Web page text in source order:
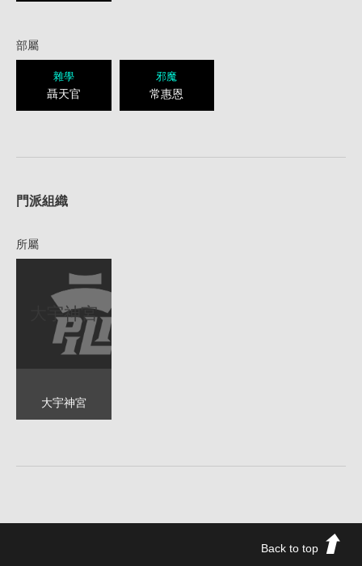
部屬
雜學
聶天官
邪魔
常惠恩
門派組織
所屬
大宇神宮
大宇神宮
Back to top